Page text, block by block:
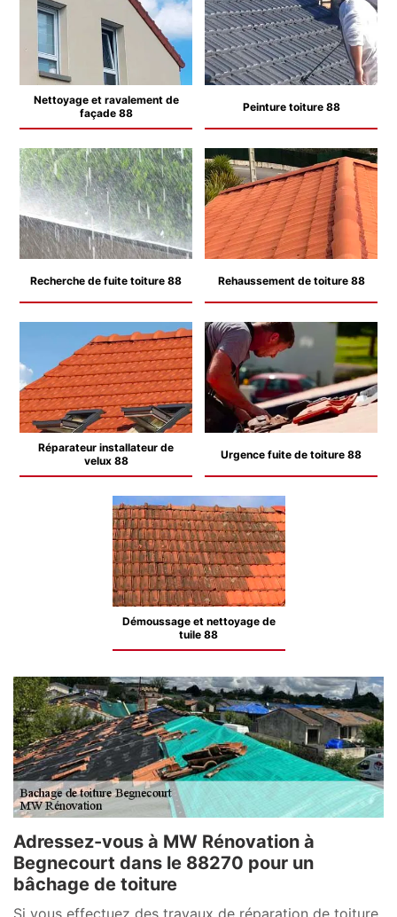
Nettoyage et ravalement de
façade 88
Peinture toiture 88
Recherche de fuite toiture 88 Rehaussement de toiture 88
Réparateur installateur de
velux 88
Urgence fuite de toiture 88
Démoussage et nettoyage de
tuile 88
Adressez-vous à MW Rénovation à
Begnecourt dans le 88270 pour un
bâchage de toiture
Si vous effectuez des travaux de réparation de toiture